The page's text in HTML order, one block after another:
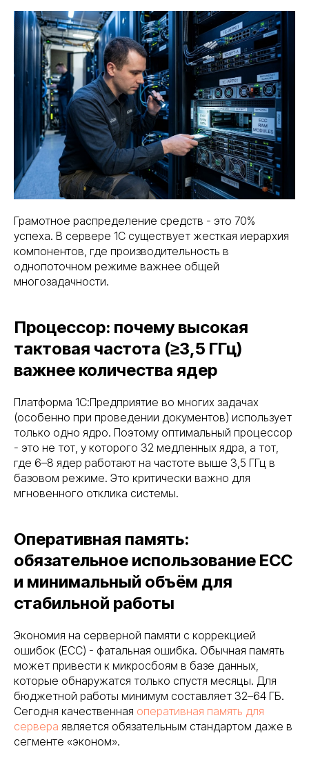
Грамотное распределение средств - это 70%
успеха. В сервере 1С существует жесткая иерархия
компонентов, где производительность в
однопоточном режиме важнее общей
многозадачности.
Процессор: почему высокая
тактовая частота (≥3,5 ГГц)
важнее количества ядер
Платформа 1С:Предприятие во многих задачах
(особенно при проведении документов) использует
только одно ядро. Поэтому оптимальный процессор
- это не тот, у которого 32 медленных ядра, а тот,
где 6–8 ядер работают на частоте выше 3,5 ГГц в
базовом режиме. Это критически важно для
мгновенного отклика системы.
Оперативная память:
обязательное использование ECC
и минимальный объём для
стабильной работы
Экономия на серверной памяти с коррекцией
ошибок (ECC) - фатальная ошибка. Обычная память
может привести к микросбоям в базе данных,
которые обнаружатся только спустя месяцы. Для
бюджетной работы минимум составляет 32–64 ГБ.
Сегодня качественная оперативная память для
сервера является обязательным стандартом даже в
сегменте «эконом».